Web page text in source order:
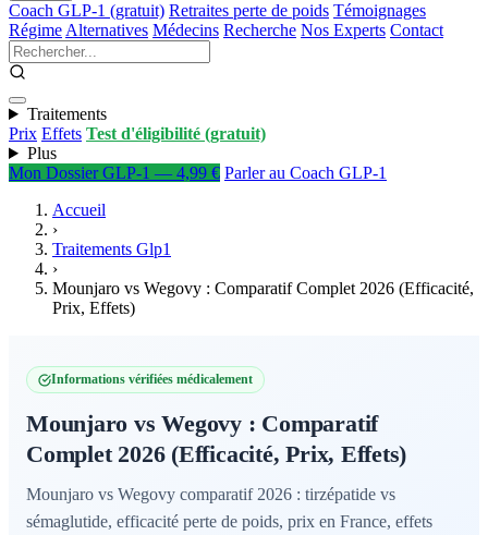
Coach GLP-1 (gratuit) Retraites perte de poids Témoignages
Régime Alternatives Médecins Recherche Nos Experts Contact
Traitements
Prix Effets Test d'éligibilité (gratuit)
Plus
Mon Dossier GLP-1 — 4,99 € Parler au Coach GLP-1
Accueil
›
Traitements Glp1
›
Mounjaro vs Wegovy : Comparatif Complet 2026 (Efficacité,
Prix, Effets)
Informations vérifiées médicalement
Mounjaro vs Wegovy : Comparatif
Complet 2026 (Efficacité, Prix, Effets)
Mounjaro vs Wegovy comparatif 2026 : tirzépatide vs
sémaglutide, efficacité perte de poids, prix en France, effets